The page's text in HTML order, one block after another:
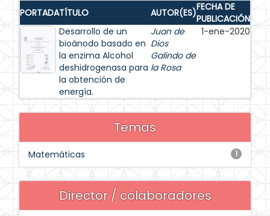
PORTADATÍTULO AUTOR(ES)FECHA DE
PUBLICACIÓN
Desarrollo de un
bioánodo basado en
la enzima Alcohol
deshidrogenasa para
la obtención de
energía.
Juan de
Dios
Galindo de
la Rosa
1-ene-2020
Temas
1
Matemáticas
Director / colaboradores